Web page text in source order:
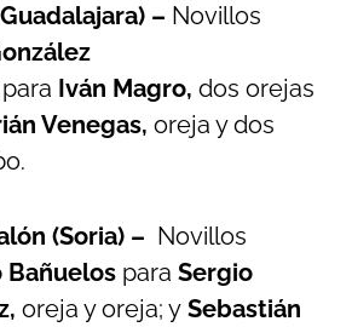
– Novillos
para Iván Magro, dos orejas
Venegas, oreja y dos
(Soria) – Novillos
Bañuelos para Sergio
oreja y oreja; y Sebastián